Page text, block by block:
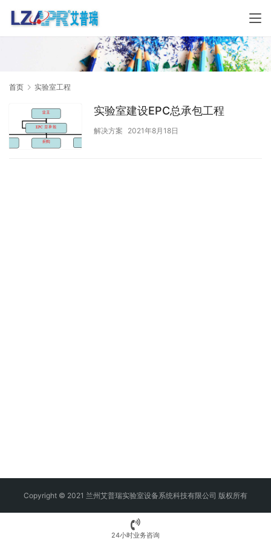
首页 实验室工程
实验室建设EPC总承包工程
解决方案 2021年8月18日
Copyright © 2021 兰州艾普瑞实验室设备系统科技有限公司 版权所有
24小时业务咨询